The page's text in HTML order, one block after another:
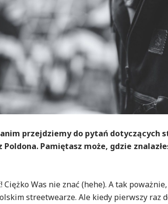
przejdziemy do pytań dotyczących
Poldona. Pamiętasz może, gdzie
Ciężko Was nie znać (hehe). A tak
streetwearze. Ale kiedy pierwszy raz